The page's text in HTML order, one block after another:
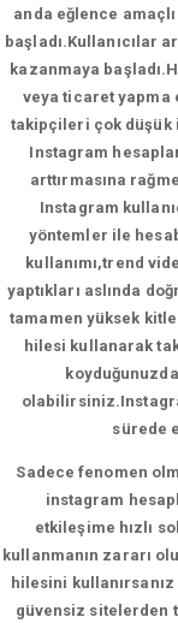
anda eğlence
başladı.Kullanıcılar
kazanmaya
veya ticaret yapma
takipçileri çok düşük
Instagram
arttırmasına
Instagram
yöntemler ile
kullanımı,trend
yaptıkları aslında
tamamen yüksek
hilesi kullanarak
sürede
Sadece fenomen
instagram
etkileşime hızlı
kullanmanın zararı
hilesini
güvensiz sitelerden